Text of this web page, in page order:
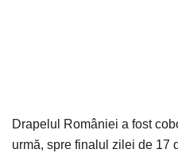
Drapelul României a fost
urmă, spre finalul zilei de 17